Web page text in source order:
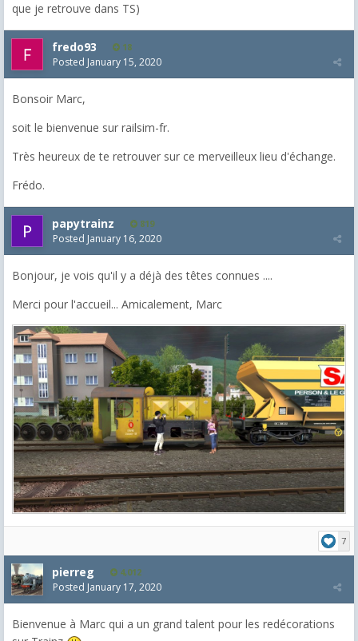
que je retrouve dans TS)
fredo93 18
Posted January 15, 2020
Bonsoir Marc,
soit le bienvenue sur railsim-fr.
Très heureux de te retrouver sur ce merveilleux lieu d'échange.
Frédo.
papytrainz 819
Posted January 16, 2020
Bonjour, je vois qu'il y a déjà des têtes connues ....
Merci pour l'accueil... Amicalement, Marc
7
pierreg 4,012
Posted January 17, 2020
Bienvenue à Marc qui a un grand talent pour les redécorations